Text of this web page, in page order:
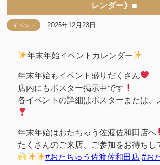
レンダー》■
イベント 2025年12月23日
年末年始イベントカレンダー
年末年始もイベント盛りだくさん
店内にもポスター掲示中です
各イベントの詳細はポスターまたは、
年末年始はおたちゅう佐渡佐和田店へ
たくさんのご来店、ご参加をお待ちし
#おたちゅう佐渡佐和田店 #お